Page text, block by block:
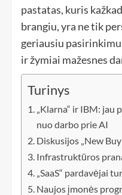
pastatas, kuris
brangiu, yra ne tik
geriausiu
ir žymiai mažesnes
Turinys
„Klarna“ ir IBM: jau
nuo darbo prie AI
Diskusijos „New Buy
Infrastruktūros
„SaaS“ pardavėjai
Naujos įmonės